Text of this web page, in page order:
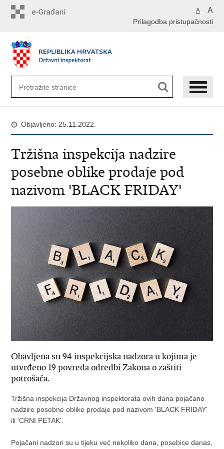
A A
Prilagodba pristupačnosti
Objavljeno: 25.11.2022.
Tržišna inspekcija nadzire
posebne oblike prodaje pod
nazivom 'BLACK FRIDAY'
Obavljena su 94 inspekcijska nadzora u kojima je
utvrđeno 19 povreda odredbi Zakona o zaštiti
potrošača.
Tržišna inspekcija Državnog inspektorata ovih dana pojačano
nadzire posebne oblike prodaje pod nazivom 'BLACK FRIDAY'
ili 'CRNI PETAK'.
Pojačani nadzori su u tijeku već nekoliko dana, posebice danas,